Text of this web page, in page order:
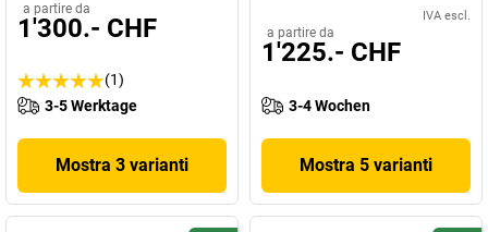
a partire da
1'300.- CHF
(1)
3-5 Werktage
Mostra 3 varianti
IVA escl.
a partire da
1'225.- CHF
3-4 Wochen
Mostra 5 varianti